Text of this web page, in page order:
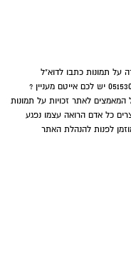
על תמונות כתבו לדוא"ל
או בווטסאפ למספר 0515301717 יש לכם אייטם מעניין ?
לאתר זכויות על תמונות
לחוק זכויות היוצרים כל אדם הרואה עצמו נפגע
לפנות להנהלת האתר